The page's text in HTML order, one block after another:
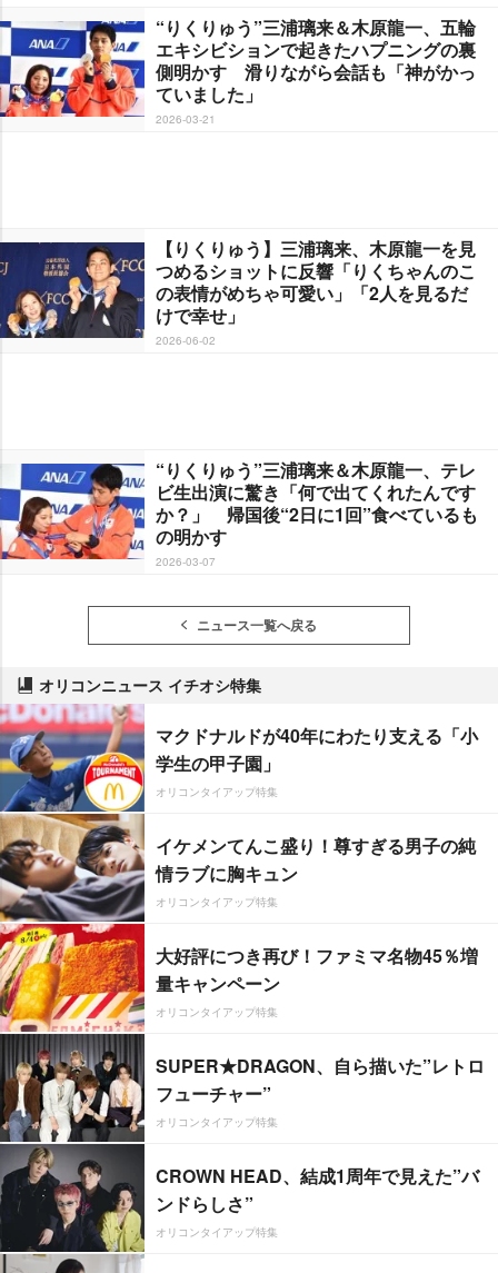
“りくりゅう”三浦璃来＆木原龍一、五輪
エキシビションで起きたハプニングの裏
側明かす 滑りながら会話も「神がかっ
ていました」
2026-03-21
【りくりゅう】三浦璃来、木原龍一を見
つめるショットに反響「りくちゃんのこ
の表情がめちゃ可愛い」「2人を見るだ
けで幸せ」
2026-06-02
“りくりゅう”三浦璃来＆木原龍一、テレ
ビ生出演に驚き「何で出てくれたんです
か？」 帰国後“2日に1回”食べているも
の明かす
2026-03-07
ニュース一覧へ戻る
オリコンニュース イチオシ特集
マクドナルドが40年にわたり支える「小
学生の甲子園」
オリコンタイアップ特集
イケメンてんこ盛り！尊すぎる男子の純
情ラブに胸キュン
オリコンタイアップ特集
大好評につき再び！ファミマ名物45％増
量キャンペーン
オリコンタイアップ特集
SUPER★DRAGON、自ら描いた”レトロ
フューチャー”
オリコンタイアップ特集
CROWN HEAD、結成1周年で見えた”バ
ンドらしさ”
オリコンタイアップ特集